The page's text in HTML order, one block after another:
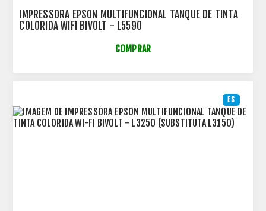
IMPRESSORA EPSON MULTIFUNCIONAL TANQUE DE TINTA
COLORIDA WIFI BIVOLT - L5590
COMPRAR
ES